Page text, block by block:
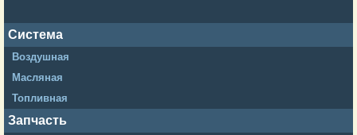
Система
Воздушная
Масляная
Топливная
Запчасть